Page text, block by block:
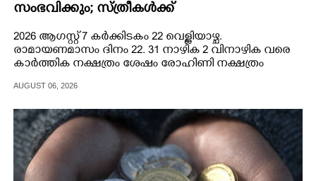
സംഭവിക്കും; സ്ത്രീകള്‍ക്ക്
ധനവര്‍ദ്ധനവുണ്ടാകും
2026 ആഗസ്റ്റ് 7 കർക്കിടകം 22 വെള്ളിയാഴ്ച.
രാമായണമാസം ദിനം 22. 31 നാഴിക 2 വിനാഴിക വരെ
കാർത്തിക നക്ഷത്രം ശേഷം രോഹിണി നക്ഷത്രം
AUGUST 06, 2026